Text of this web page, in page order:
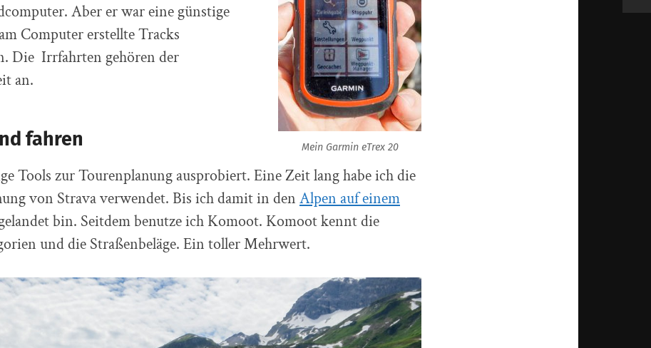
Mein Garmin eTrex 20
Aber er war eine günstige
Computer erstellte Tracks
Die Irrfahrten gehören der
an.
fahren
Tools zur Tourenplanung ausprobiert. Eine Zeit lang habe ich die
von Strava verwendet. Bis ich damit in den Alpen auf einem
bin. Seitdem benutze ich Komoot. Komoot kennt die
und die Straßenbeläge. Ein toller Mehrwert.